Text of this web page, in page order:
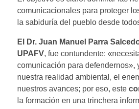
comunicacionales para proteger
la sabiduría del pueblo desde
El Dr. Juan Manuel Parra
UPAFV, fue contundente:
comunicación para defendernos»,
nuestra realidad ambiental, el
nuestros avances; por eso, este
la formación en una trinchera